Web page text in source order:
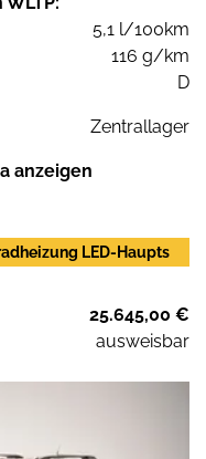
5,1 l/100km
116 g/km
D
Zentrallager
anzeigen
LED-Haupts
25.645,00 €
ausweisbar